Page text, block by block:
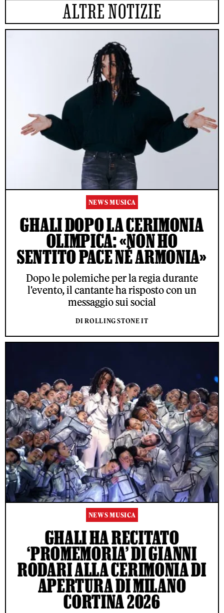
ALTRE NOTIZIE
NEWS MUSICA
GHALI DOPO LA CERIMONIA
OLIMPICA: «NON HO
SENTITO PACE NÉ ARMONIA»
Dopo le polemiche per la regia durante
l'evento, il cantante ha risposto con un
messaggio sui social
DI ROLLING STONE IT
NEWS MUSICA
GHALI HA RECITATO
‘PROMEMORIA’ DI GIANNI
RODARI ALLA CERIMONIA DI
APERTURA DI MILANO
CORTINA 2026